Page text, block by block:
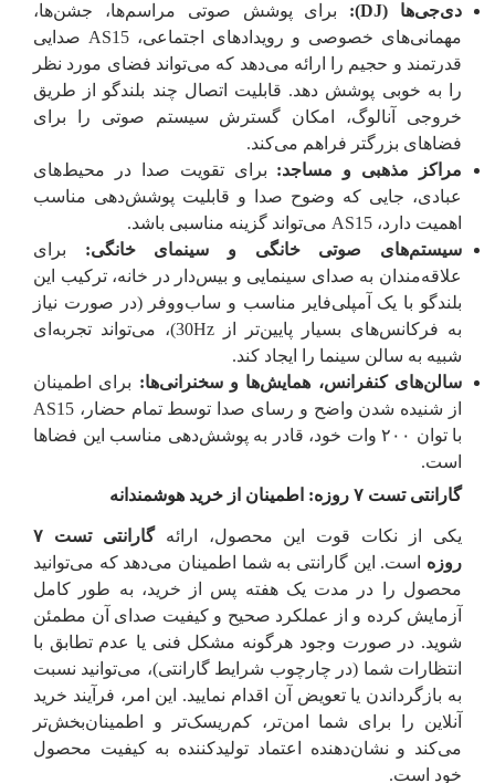
دی‌جی‌ها (DJ):
برای پوشش صوتی مراسم‌ها، جشن‌ها،
مهمانی‌های خصوصی و رویدادهای اجتماعی، AS15 صدایی
قدرتمند و حجیم را ارائه می‌دهد که می‌تواند فضای مورد نظر
را به خوبی پوشش دهد. قابلیت اتصال چند بلندگو از طریق
خروجی آنالوگ، امکان گسترش سیستم صوتی را برای
فضاهای بزرگتر فراهم می‌کند.
مراکز مذهبی و مساجد: برای تقویت صدا در محیط‌های
عبادی، جایی که وضوح صدا و قابلیت پوشش‌دهی مناسب
اهمیت دارد، AS15 می‌تواند گزینه مناسبی باشد.
سیستم‌های صوتی خانگی و سینمای خانگی: برای
علاقه‌مندان به صدای سینمایی و بیس‌دار در خانه، ترکیب این
بلندگو با یک آمپلی‌فایر مناسب و ساب‌ووفر (در صورت نیاز
به فرکانس‌های بسیار پایین‌تر از 30Hz)، می‌تواند تجربه‌ای
شبیه به سالن سینما را ایجاد کند.
سالن‌های کنفرانس، همایش‌ها و سخنرانی‌ها: برای اطمینان
از شنیده شدن واضح و رسای صدا توسط تمام حضار، AS15
با توان ۲۰۰ وات خود، قادر به پوشش‌دهی مناسب این فضاها
است.
گارانتی تست ۷ روزه: اطمینان از خرید هوشمندانه
یکی از نکات قوت این محصول، ارائه
گارانتی تست ۷
روزه است. این گارانتی به شما اطمینان می‌دهد که می‌توانید
محصول را در مدت یک هفته پس از خرید، به طور کامل
آزمایش کرده و از عملکرد صحیح و کیفیت صدای آن مطمئن
شوید. در صورت وجود هرگونه مشکل فنی یا عدم تطابق با
انتظارات شما (در چارچوب شرایط گارانتی)، می‌توانید نسبت
به بازگرداندن یا تعویض آن اقدام نمایید. این امر، فرآیند خرید
آنلاین را برای شما امن‌تر، کم‌ریسک‌تر و اطمینان‌بخش‌تر
می‌کند و نشان‌دهنده اعتماد تولیدکننده به کیفیت محصول
خود است.